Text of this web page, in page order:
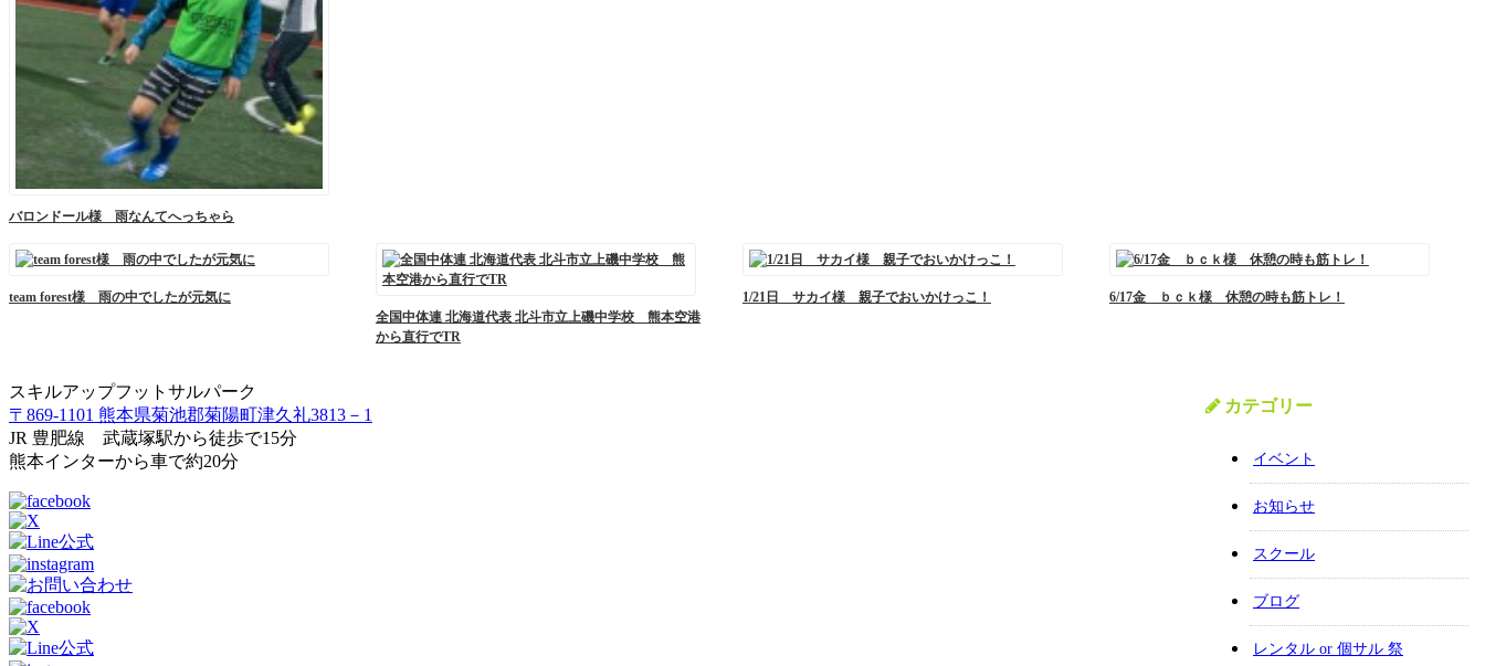
バロンドール様 雨なんてへっちゃら
team forest様 雨の中でしたが元気に
全国中体連 北海道代表 北斗市立上磯中学校 熊本空港
から直行でTR
1/21日 サカイ様 親子でおいかけっこ！ 6/17金 ｂｃｋ様 休憩の時も筋トレ！
カテゴリー
イベント
お知らせ
スクール
ブログ
レンタル or 個サル 祭
スキルアップフットサルパーク
〒869-1101 熊本県菊池郡菊陽町津久礼3813－1
JR 豊肥線 武蔵塚駅から徒歩で15分
熊本インターから車で約20分